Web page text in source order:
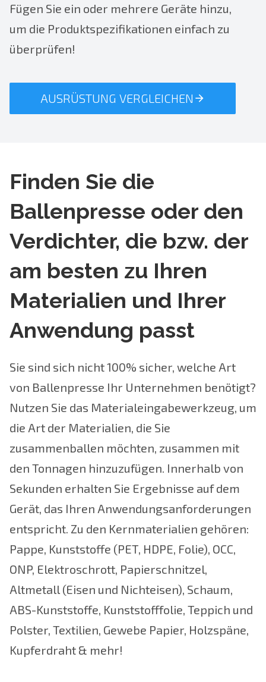
Fügen Sie ein oder mehrere Geräte hinzu,
um die Produktspezifikationen einfach zu
überprüfen!
AUSRÜSTUNG VERGLEICHEN
Finden Sie die
Ballenpresse oder den
Verdichter, die bzw. der
am besten zu Ihren
Materialien und Ihrer
Anwendung passt
Sie sind sich nicht 100% sicher, welche Art
von Ballenpresse Ihr Unternehmen benötigt?
Nutzen Sie das Materialeingabewerkzeug, um
die Art der Materialien, die Sie
zusammenballen möchten, zusammen mit
den Tonnagen hinzuzufügen. Innerhalb von
Sekunden erhalten Sie Ergebnisse auf dem
Gerät, das Ihren Anwendungsanforderungen
entspricht. Zu den Kernmaterialien gehören:
Pappe, Kunststoffe (PET, HDPE, Folie), OCC,
ONP, Elektroschrott, Papierschnitzel,
Altmetall (Eisen und Nichteisen), Schaum,
ABS-Kunststoffe, Kunststofffolie, Teppich und
Polster, Textilien, Gewebe Papier, Holzspäne,
Kupferdraht & mehr!